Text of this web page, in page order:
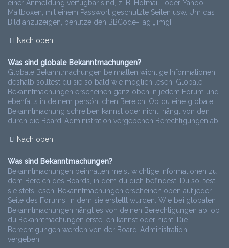
einer Anmeldung verfügbar sind, z. B. Hotmail- oder Yahoo-
Mailboxen, mit einem Passwort geschützte Seiten usw. Um das
Bild anzuzeigen, benutze den BBCode-Tag „[img]“.
Nach oben
Was sind globale Bekanntmachungen?
Globale Bekanntmachungen beinhalten wichtige Informationen,
deshalb solltest du sie so bald wie möglich lesen. Globale
Bekanntmachungen erscheinen ganz oben in jedem Forum und
ebenfalls in deinem persönlichen Bereich. Ob du eine globale
Bekanntmachung schreiben kannst oder nicht, hängt von den
durch die Board-Administration vergebenen Berechtigungen ab.
Nach oben
Was sind Bekanntmachungen?
Bekanntmachungen beinhalten meist wichtige Informationen zu
dem Bereich des Boards, in dem du dich befindest. Du solltest
sie stets lesen. Bekanntmachungen erscheinen oben auf jeder
Seite des Forums, in dem sie erstellt wurden. Wie bei globalen
Bekanntmachungen hängt es von deinen Berechtigungen ab, ob
du Bekanntmachungen erstellen kannst oder nicht. Die
Berechtigungen werden von der Board-Administration
vergeben.